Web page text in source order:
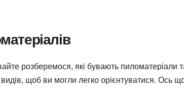
розберемося, які бувають пиломатеріали
щоб ви могли легко орієнтуватися. Ось